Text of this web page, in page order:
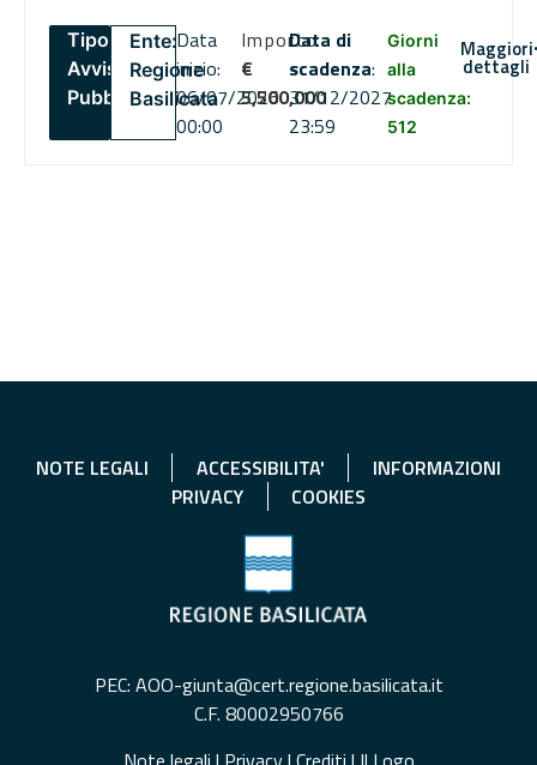
Tipo:
Avviso
Pubblico
Ente:
Regione
Basilicata
Data
inizio:
06/07/2026
00:00
Importo
€
5,500,000
Data di
scadenza:
31/12/2027
23:59
Giorni
alla
scadenza:
512
Maggiori
dettagli
NOTE LEGALI ACCESSIBILITA'
INFORMAZIONI
PRIVACY
COOKIES
PEC: AOO-giunta@cert.regione.basilicata.it
C.F. 80002950766